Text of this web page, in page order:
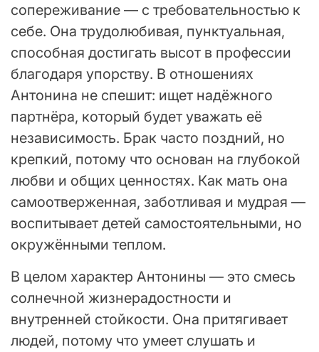
сопереживание — с требовательностью к
себе. Она трудолюбивая, пунктуальная,
способная достигать высот в профессии
благодаря упорству. В отношениях
Антонина не спешит: ищет надёжного
партнёра, который будет уважать её
независимость. Брак часто поздний, но
крепкий, потому что основан на глубокой
любви и общих ценностях. Как мать она
самоотверженная, заботливая и мудрая —
воспитывает детей самостоятельными, но
окружёнными теплом.
В целом характер Антонины — это смесь
солнечной жизнерадостности и
внутренней стойкости. Она притягивает
людей, потому что умеет слушать и